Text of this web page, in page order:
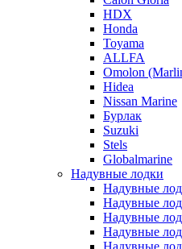
HDX
Honda
Toyama
ALLFA
Omolon
Hidea
Nissan Marine
Бурлак
Suzuki
Stels
Globalmarine
Надувные лодки
Надувные
Надувные
Надувные
Надувные
Надувные